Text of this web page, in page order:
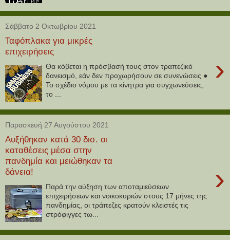
Σάββατο 2 Οκτωβρίου 2021
Ταφόπλακα για μικρές
επιχειρήσεις
›
Θα κόβεται η πρόσβασή τους στον τραπεζικό
δανεισμό, εάν δεν προχωρήσουν σε συνενώσεις ●
Το σχέδιο νόμου με τα κίνητρα για συγχωνεύσεις,
το ...
Παρασκευή 27 Αυγούστου 2021
Αυξήθηκαν κατά 30 δισ. οι
καταθέσεις μέσα στην
πανδημία και μειώθηκαν τα
δάνεια!
›
Παρά την αύξηση των αποταμιεύσεων
επιχειρήσεων και νοικοκυριών στους 17 μήνες της
πανδημίας, οι τράπεζες κρατούν κλειστές τις
στρόφιγγες τω...